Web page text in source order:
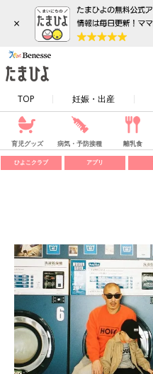
×
TOP 妊娠・出産
育児グッズ 病気・予防接種 離乳食
ひよこクラブ アプリ